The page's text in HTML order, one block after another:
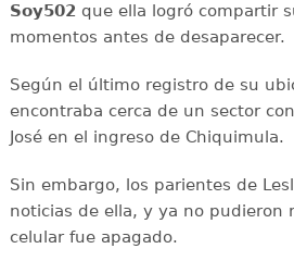
Soy502que ella logró compartir
momentos antes de desaparecer.
Según el último registro de su
encontraba cerca de un sector
José en el ingreso de Chiquimula.
Sin embargo, los parientes de
noticias de ella, y ya no pudieron
celular fue apagado.